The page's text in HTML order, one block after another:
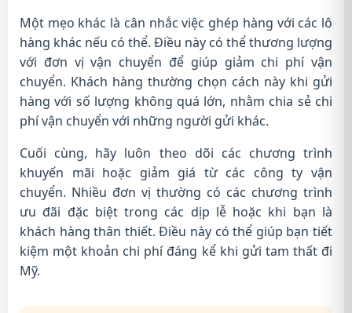
Một mẹo khác là cân nhắc việc ghép hàng với các lô
hàng khác nếu có thể. Điều này có thể thương lượng
với đơn vị vận chuyển để giúp giảm chi phí vận
chuyển. Khách hàng thường chọn cách này khi gửi
hàng với số lượng không quá lớn, nhằm chia sẻ chi
phí vận chuyển với những người gửi khác.
Cuối cùng, hãy luôn theo dõi các chương trình
khuyến mãi hoặc giảm giá từ các công ty vận
chuyển. Nhiều đơn vị thường có các chương trình
ưu đãi đặc biệt trong các dịp lễ hoặc khi bạn là
khách hàng thân thiết. Điều này có thể giúp bạn tiết
kiệm một khoản chi phí đáng kể khi gửi tam thất đi
Mỹ.